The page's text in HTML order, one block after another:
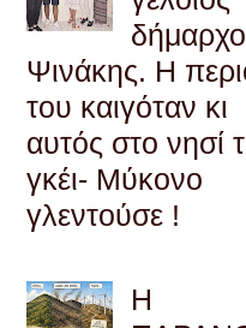
Ψινάκης. Η
του καιγόταν κι
αυτός στο νησί
γκέι- Μύκονο
γλεντούσε !
Η